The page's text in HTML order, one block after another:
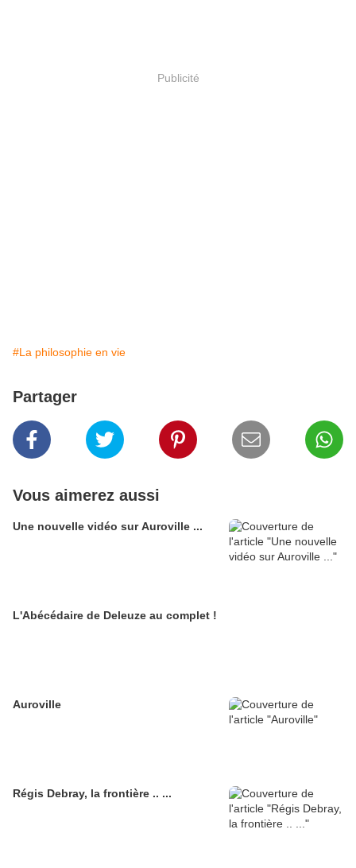
Publicité
#La philosophie en vie
Partager
Vous aimerez aussi
Une nouvelle vidéo sur Auroville ...
L'Abécédaire de Deleuze au complet !
Auroville
Régis Debray, la frontière .. ...